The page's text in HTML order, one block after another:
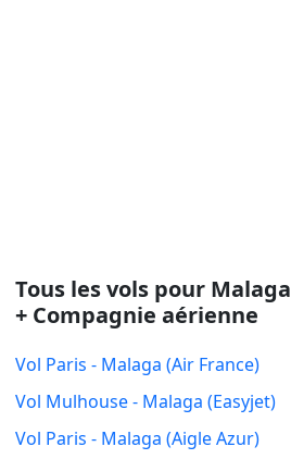
Tous les vols pour Malaga
+ Compagnie aérienne
Vol Paris - Malaga (Air France)
Vol Mulhouse - Malaga (Easyjet)
Vol Paris - Malaga (Aigle Azur)